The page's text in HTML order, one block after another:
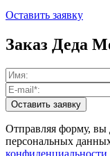
Оставить заявку
Заказ Деда
Отправляя форму, вы
персональных
конфиденциальности